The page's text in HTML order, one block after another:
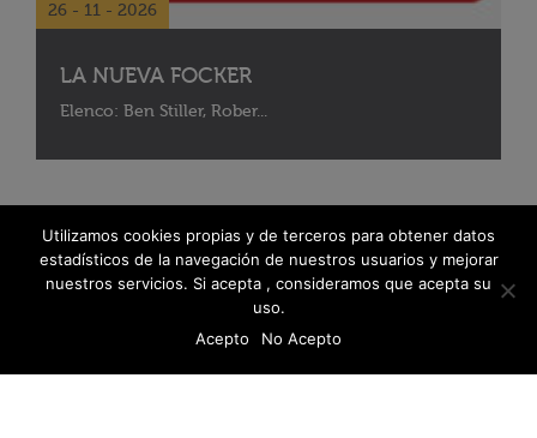
26 - 11 - 2026
LA NUEVA FOCKER
Elenco: Ben Stiller, Rober...
© 2026 Fanáticos del Cine - Todos los derechos reservados
Utilizamos cookies propias y de terceros para obtener datos
estadísticos de la navegación de nuestros usuarios y mejorar
nuestros servicios. Si acepta , consideramos que acepta su
uso.
Acepto
No Acepto